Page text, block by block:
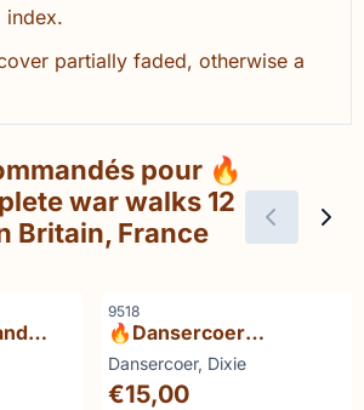
index.
partially faded, otherwise a
pour 🔥
war walks 12
Britain, France
Référence
9518
🔥Dansercoer
Antarctica 1897/1898 -
2007/2008
Marque :
Dansercoer, Dixie
Prix: 15,00
€15,00